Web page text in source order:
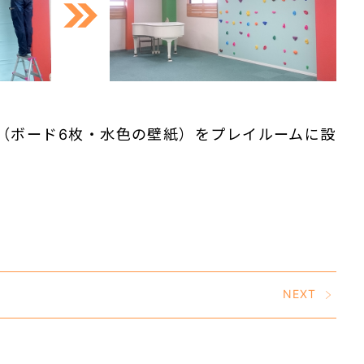
ボード6枚・水色の壁紙）をプレイルームに設
NEXT